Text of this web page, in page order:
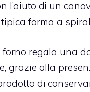
l’aiuto di un
forma a
forno regala una
grazie alla
di